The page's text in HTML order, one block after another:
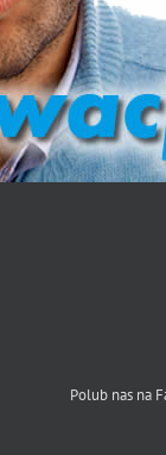
Polub nas na